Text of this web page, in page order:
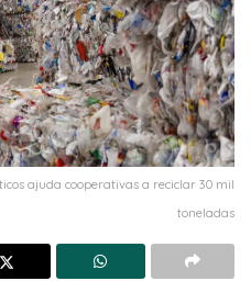
ajuda cooperativas a reciclar 30 mil
toneladas